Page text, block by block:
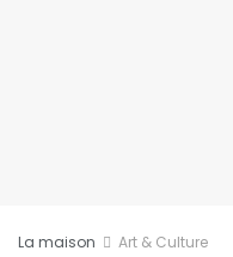
La maison Art & Culture